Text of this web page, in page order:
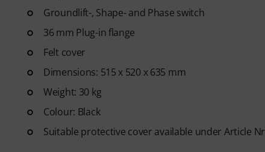
Groundlift-, Shape- and Phase switch
36 mm Plug-in flange
Felt cover
Dimensions: 515 x 520 x 635 mm
Weight: 30 kg
Colour: Black
Suitable protective cover available under Article Nr